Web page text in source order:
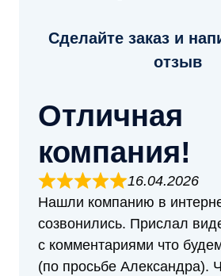
Сделайте заказ и
отзыв
Отличная
компания!
16.04.2026
Нашли компанию в
созвонились. Прислал
с комментариями что
(по просьбе Александра).